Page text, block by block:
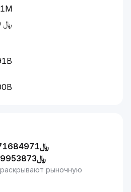
40.41M
﷼
﷼
рыночную